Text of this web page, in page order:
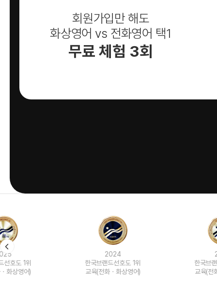
회원가입만 해도
화상영어 vs 전화영어 택1
무료 체험 3회
한국브랜드선호도 1위
교육(전화ㆍ화상영어)
한국브랜드선호도 1위
교육(전화ㆍ화상영어)